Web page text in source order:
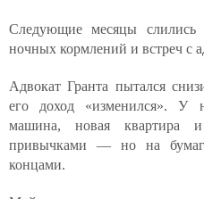
Следующие месяцы слились
ночных кормлений и встреч с
Адвокат Гранта пытался
его доход «изменился». У
машина, новая квартира
привычками — но на
концами.